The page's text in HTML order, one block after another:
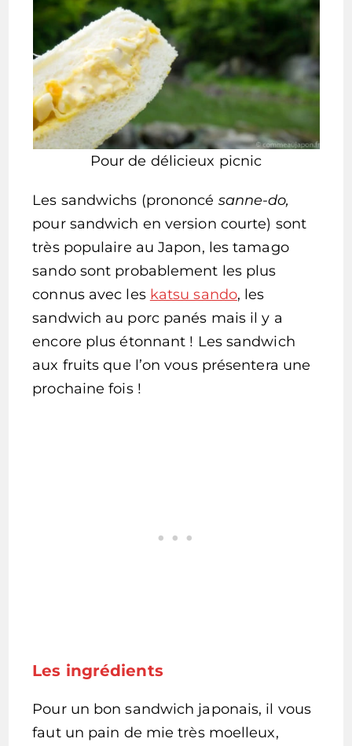
Pour de délicieux picnic
Les sandwichs (prononcé sanne-do,
pour sandwich en version courte) sont
très populaire au Japon, les tamago
sando sont probablement les plus
connus avec les katsu sando, les
sandwich au porc panés mais il y a
encore plus étonnant ! Les sandwich
aux fruits que l’on vous présentera une
prochaine fois !
Les ingrédients
Pour un bon sandwich japonais, il vous
faut un pain de mie très moelleux,